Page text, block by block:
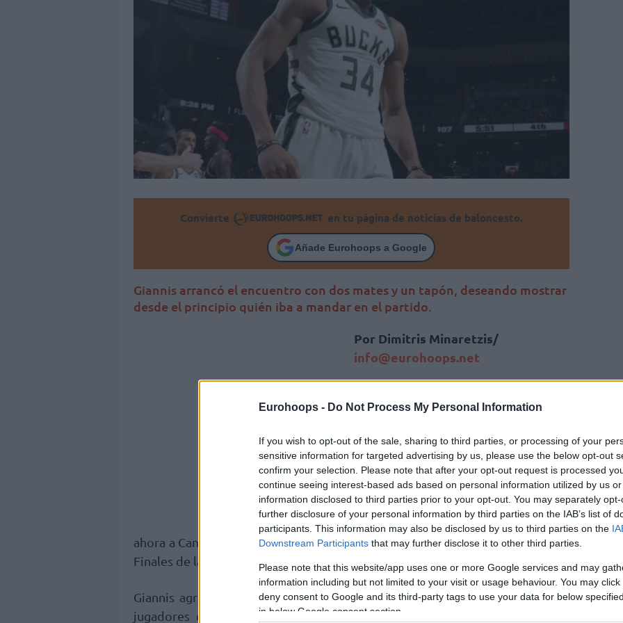
Eurohoops - Do Not Process My Personal Information
If you wish to opt-out of the sale, sharing to third parties, or processing of your
sensitive information for targeted advertising by us, please use the below opt-out
confirm your selection. Please note that after your opt-out request is processed
continue seeing interest-based ads based on personal information utilized by us
information disclosed to third parties prior to your opt-out. You may separately
further disclosure of your personal information by third parties on the IAB’s list of
participants. This information may also be disclosed by us to third parties on the
Downstream Participants that may further disclose it to other third parties.
Please note that this website/app uses one or more Google services and may
information including but not limited to your visit or usage behaviour. You may
deny consent to Google and its third-party tags to use your data for below
in below Google consent section.
Convierte en tu página de noticias de baloncesto.
Añade Eurohoops a Google
Giannis arrancó el encuentro con dos mates y un tapón, deseando mostrar
desde el principio quién iba a mandar en el partido.
Por Dimitris Minaretzis/
info@eurohoops.net
puntos (10/20 tiros, 9/12 tiros) y 17
Bucks
a una contundente victoria por
125 a 103 sobre unosRaptors
totalmente indefensos.
El conjunto de Milwaukee viajará
ahora a Canadá con 2-0 en sus maletas, poniéndose cada vez más cerca de las
Finales de la NBA.
Giannis agregó 5 asistencias, 1 robo y 2 tapones. Fue el mejor de otros 6
jugadores de los
Bucksque tenían dobles dígitos, con tres llegando del